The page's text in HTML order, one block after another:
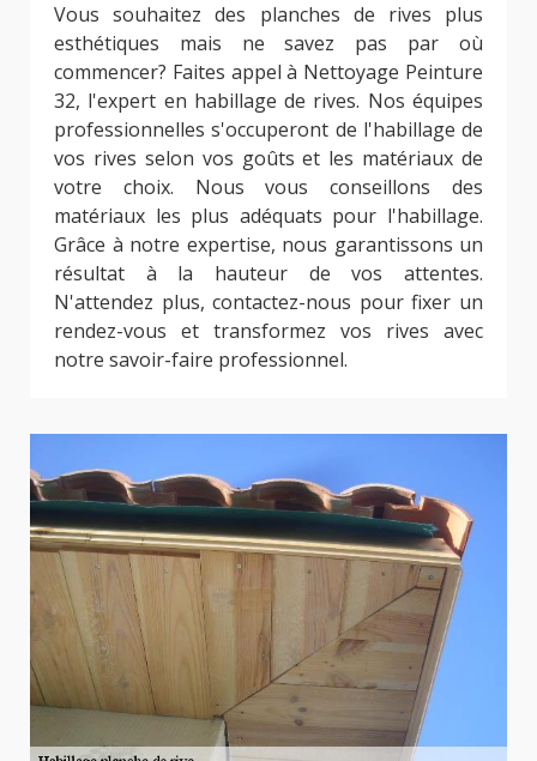
Vous souhaitez des planches de rives plus
esthétiques mais ne savez pas par où
commencer? Faites appel à Nettoyage Peinture
32, l'expert en habillage de rives. Nos équipes
professionnelles s'occuperont de l'habillage de
vos rives selon vos goûts et les matériaux de
votre choix. Nous vous conseillons des
matériaux les plus adéquats pour l'habillage.
Grâce à notre expertise, nous garantissons un
résultat à la hauteur de vos attentes.
N'attendez plus, contactez-nous pour fixer un
rendez-vous et transformez vos rives avec
notre savoir-faire professionnel.